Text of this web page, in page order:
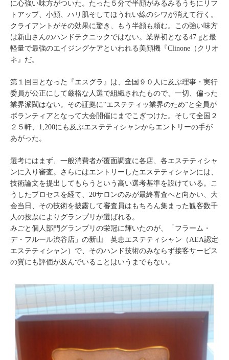
に心強い味方がついた。たった５分で半顔がみるみるうちにリフ
トアップ、小顔、ハリ肌そしてほうれい線のシワが消えて行く。
クライアントがその効果に驚き、もう半顔も頼む。この強い味方
は新山さんのハンドテクニックではない。業界初となる47 gと最
軽量で最強のエイジングケアといわれる美顔機『Clinone（クリオ
ネ』だ。
第１回目となった『エスグラ』は、全国９０人に及ぶ理事・実行
委員が公正にして厳格な人選で組織されたもので、一切、偏った
業界派閥はない。その証拠に“エステティッ業界のため”と全員が
ボランティアとなって大会開催にまでこぎつけた。そして全国２
２５軒、1,200にも及ぶエステティシャンからエントリーの手が
あがった。
選考にはまず、一般消費者が覆面調査に各店、各エステティシャ
ンに入り審査。さらにはエントリーしたエステティシャンには、
技術論文を提出してもらうという高い選考基準を設けている。こ
うしたプロセスを経て、20サロンのみが最終審査へと向かい、大
会当日、その技術を披露して審査員はもちろん集まった観客数千
人の投票によりグランプリが選ばれる。
みごと個人部門グランプリの栄冠に輝いたのが、「フラーム・
デ・フルール渋谷店」の新山 英恵エステティシャン（AEA認定
エステティシャン）で、そのハンド技術のみならず接客サービス
の質にも評価が及んでいることはいうまでもない。